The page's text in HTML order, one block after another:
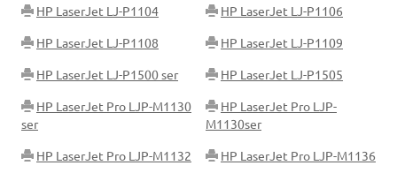
HP LaserJet LJ-P1104 HP LaserJet LJ-P1106
HP LaserJet LJ-P1108 HP LaserJet LJ-P1109
HP LaserJet LJ-P1500 ser HP LaserJet LJ-P1505
HP LaserJet Pro LJP-M1130
ser
HP LaserJet Pro LJP-
M1130ser
HP LaserJet Pro LJP-M1132 HP LaserJet Pro LJP-M1136